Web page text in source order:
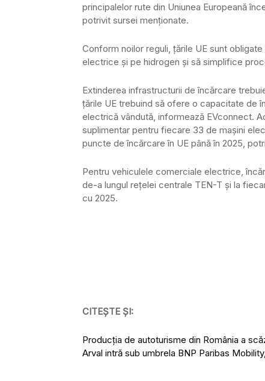
principalelor rute din Uniunea Europeană
potrivit sursei menţionate.
Conform noilor reguli, ţările UE sunt
electrice şi pe hidrogen şi să simplifice
Extinderea infrastructurii de încărcare
ţările UE trebuind să ofere o capacitate de
electrică vândută, informează EVconnect.
suplimentar pentru fiecare 33 de maşini
puncte de încărcare în UE până în 2025,
Pentru vehiculele comerciale electrice,
de-a lungul reţelei centrale TEN-T şi la
cu 2025.
CITEȘTE ȘI:
Producţia de autoturisme din România a
Arval intră sub umbrela BNP Paribas